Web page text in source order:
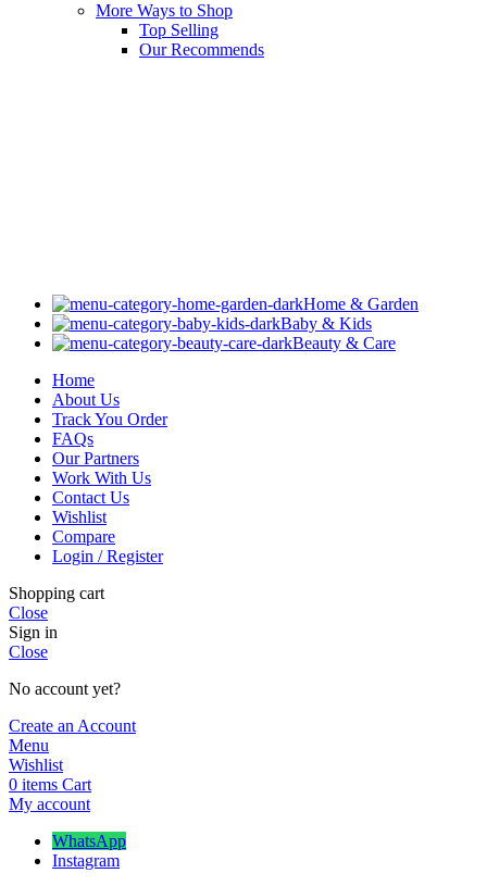
More Ways to Shop
Top Selling
Our Recommends
Home & Garden
Baby & Kids
Beauty & Care
Home
About Us
Track You Order
FAQs
Our Partners
Work With Us
Contact Us
Wishlist
Compare
Login / Register
Shopping cart
Close
Sign in
Close
No account yet?
Create an Account
Menu
Wishlist
0 items Cart
My account
WhatsApp
Instagram